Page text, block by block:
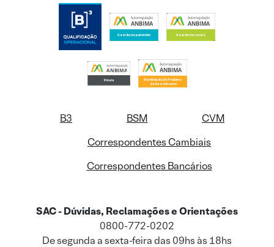
B3 BSM
CVM
Correspondentes Cambiais
Correspondentes Bancários
SAC - Dúvidas, Reclamações e Orientações
0800-772-0202
De segunda a sexta-feira das 09hs às 18hs